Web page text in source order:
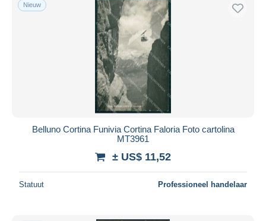
Nieuw
Belluno Cortina Funivia Cortina Faloria Foto cartolina
MT3961
± US$ 11,52
Statuut Professioneel handelaar